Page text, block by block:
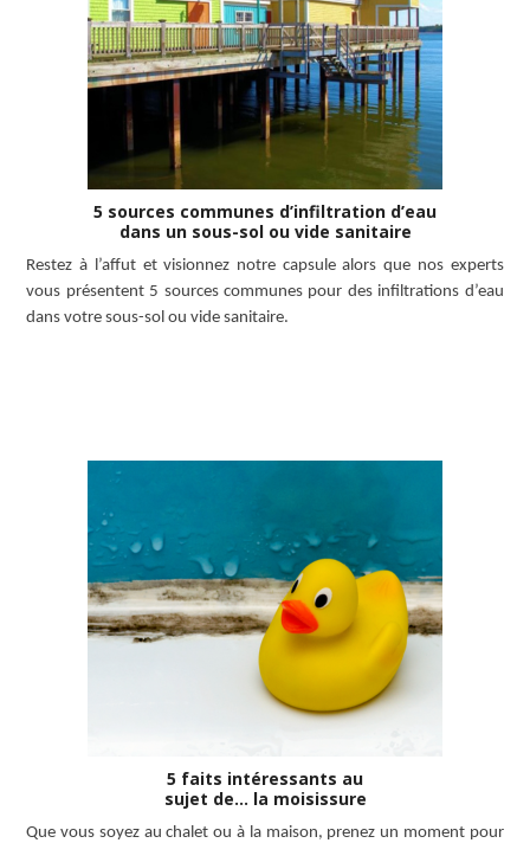
5 sources communes d’infiltration d’eau
dans un sous-sol ou vide sanitaire
Restez à l’affut et visionnez notre capsule alors que nos experts
vous présentent 5 sources communes pour des infiltrations d’eau
dans votre sous-sol ou vide sanitaire.
5 faits intéressants au
sujet de… la moisissure
Que vous soyez au chalet ou à la maison, prenez un moment pour